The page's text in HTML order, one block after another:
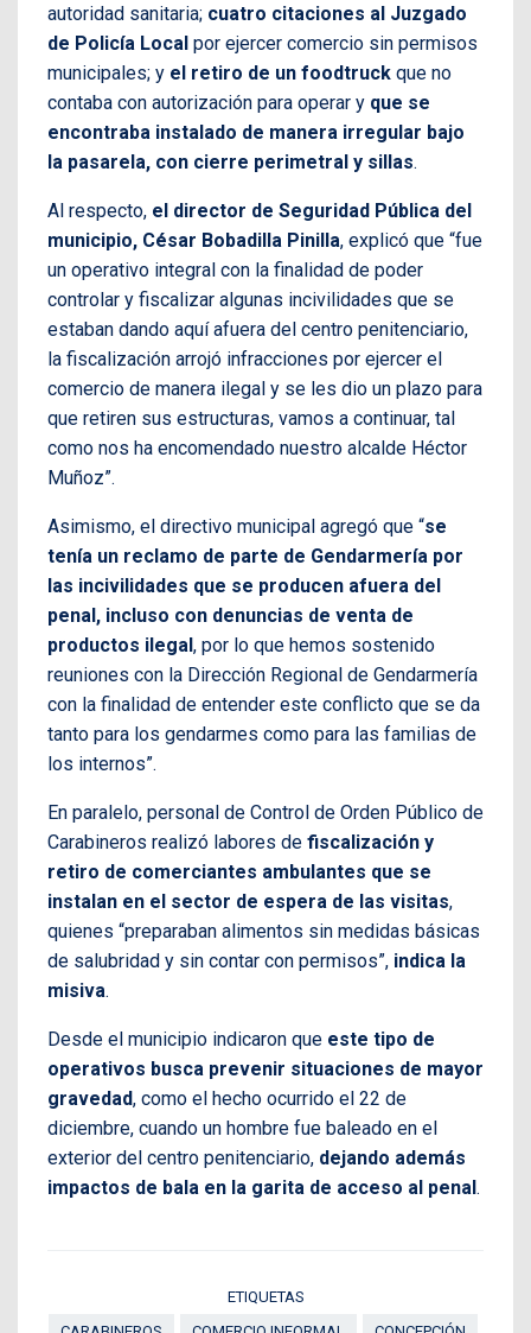
autoridad sanitaria; cuatro citaciones al Juzgado
de Policía Local por ejercer comercio sin permisos
municipales; y el retiro de un foodtruck que no
contaba con autorización para operar y que se
encontraba instalado de manera irregular bajo
la pasarela, con cierre perimetral y sillas.
Al respecto, el director de Seguridad Pública del
municipio, César Bobadilla Pinilla, explicó que “fue
un operativo integral con la finalidad de poder
controlar y fiscalizar algunas incivilidades que se
estaban dando aquí afuera del centro penitenciario,
la fiscalización arrojó infracciones por ejercer el
comercio de manera ilegal y se les dio un plazo para
que retiren sus estructuras, vamos a continuar, tal
como nos ha encomendado nuestro alcalde Héctor
Muñoz”.
Asimismo, el directivo municipal agregó que “se
tenía un reclamo de parte de Gendarmería por
las incivilidades que se producen afuera del
penal, incluso con denuncias de venta de
productos ilegal, por lo que hemos sostenido
reuniones con la Dirección Regional de Gendarmería
con la finalidad de entender este conflicto que se da
tanto para los gendarmes como para las familias de
los internos”.
En paralelo, personal de Control de Orden Público de
Carabineros realizó labores de fiscalización y
retiro de comerciantes ambulantes que se
instalan en el sector de espera de las visitas,
quienes “preparaban alimentos sin medidas básicas
de salubridad y sin contar con permisos”, indica la
misiva.
Desde el municipio indicaron que este tipo de
operativos busca prevenir situaciones de mayor
gravedad, como el hecho ocurrido el 22 de
diciembre, cuando un hombre fue baleado en el
exterior del centro penitenciario, dejando además
impactos de bala en la garita de acceso al penal.
ETIQUETAS